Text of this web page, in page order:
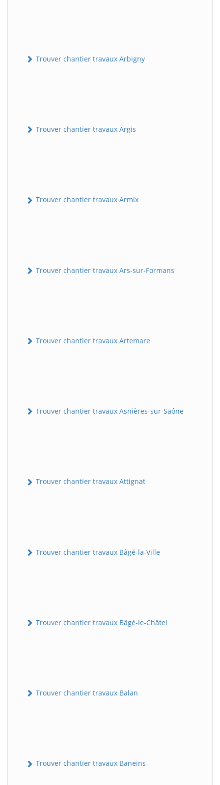
Trouver chantier travaux Arbigny
Trouver chantier travaux Argis
Trouver chantier travaux Armix
Trouver chantier travaux Ars-sur-Formans
Trouver chantier travaux Artemare
Trouver chantier travaux Asnières-sur-Saône
Trouver chantier travaux Attignat
Trouver chantier travaux Bâgé-la-Ville
Trouver chantier travaux Bâgé-le-Châtel
Trouver chantier travaux Balan
Trouver chantier travaux Baneins